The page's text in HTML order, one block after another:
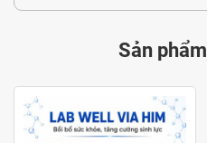
Cholecalciferol (hay
Phân tích chi tiết:
Sản